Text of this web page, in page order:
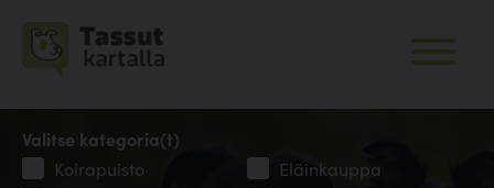
Valitse kategoria(t)
Koirapuisto
Eläinkauppa